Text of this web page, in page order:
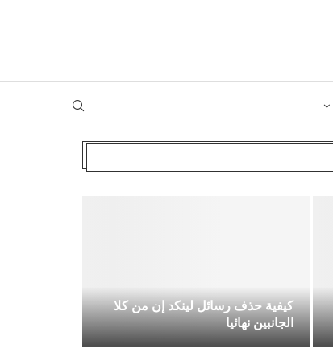
كيفية حذف رسائل لينكد إن من كلا
الجانبين نهائيا